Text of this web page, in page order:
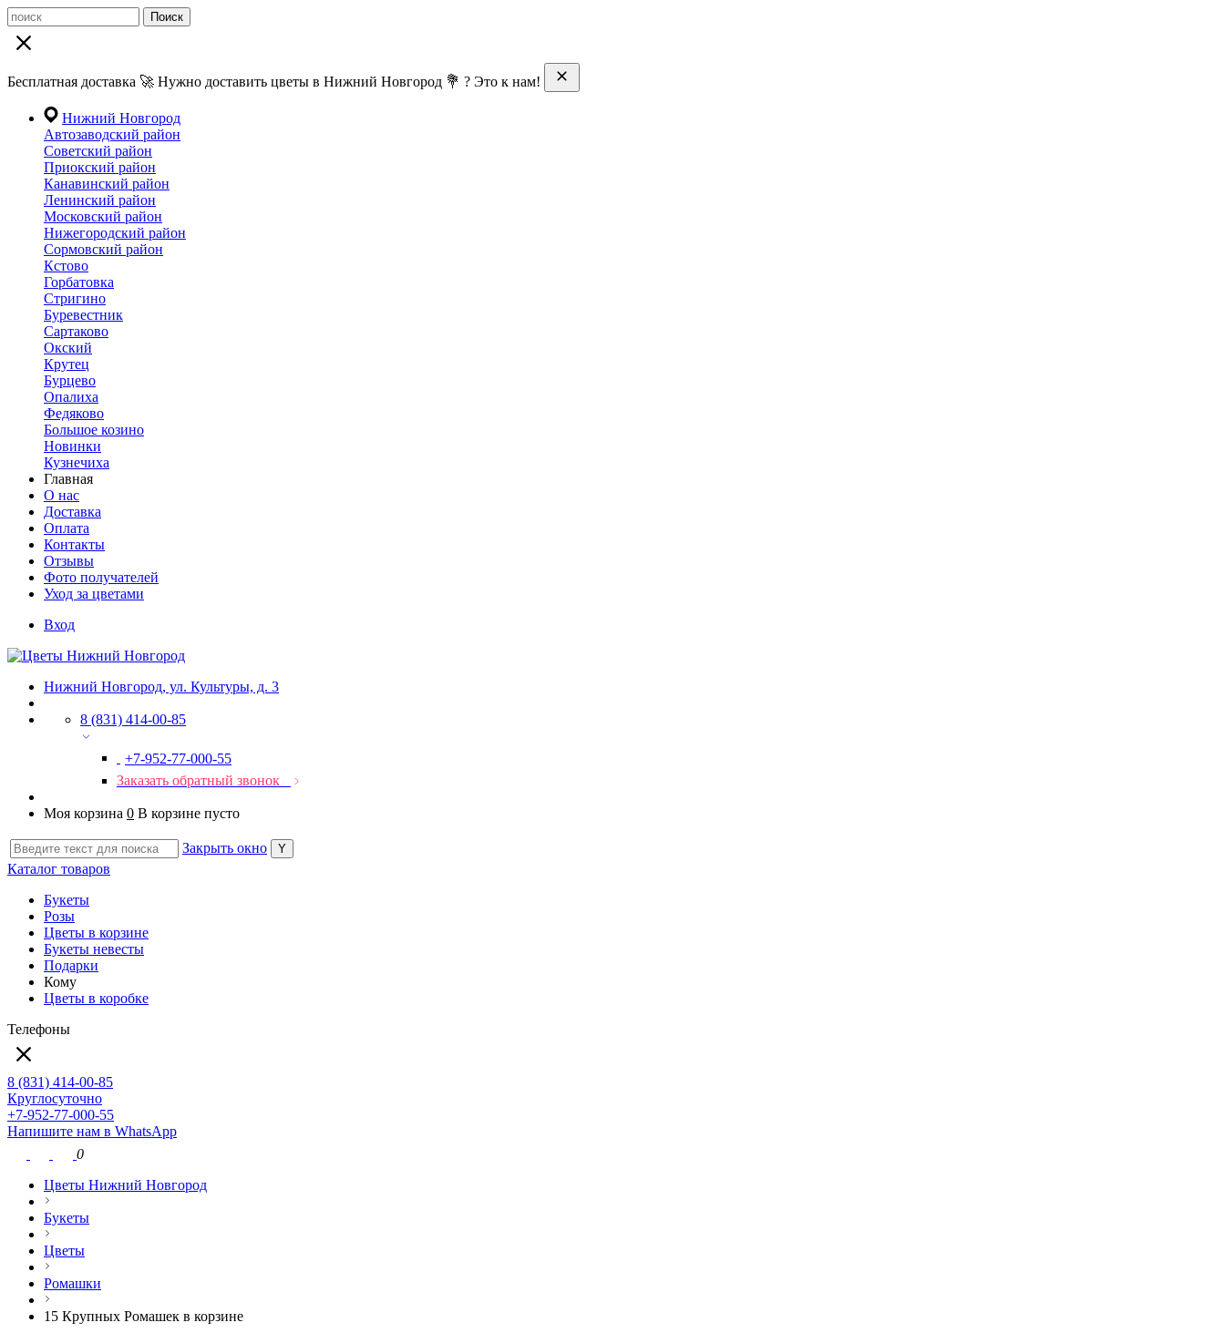
Поиск
Бесплатная доставка 🚀 Нужно доставить цветы в Нижний Новгород 💐 ? Это к нам!
Нижний Новгород
Автозаводский район
Советский район
Приокский район
Канавинский район
Ленинский район
Московский район
Нижегородский район
Сормовский район
Кстово
Горбатовка
Стригино
Буревестник
Сартаково
Окский
Крутец
Бурцево
Опалиха
Федяково
Большое козино
Новинки
Кузнечиха
Главная
О нас
Доставка
Оплата
Контакты
Отзывы
Фото получателей
Уход за цветами
Вход
Нижний Новгород, ул. Культуры, д. 3
8 (831) 414-00-85
+7-952-77-000-55
Заказать обратный звонок
Моя корзина 0 В корзине пусто
Закрыть окно
Каталог товаров
Букеты
Розы
Цветы в корзине
Букеты невесты
Подарки
Кому
Цветы в коробке
Телефоны
8 (831) 414-00-85
Круглосуточно
+7-952-77-000-55
Напишите нам в WhatsApp
0
Цветы Нижний Новгород
Букеты
Цветы
Ромашки
15 Крупных Ромашек в корзине